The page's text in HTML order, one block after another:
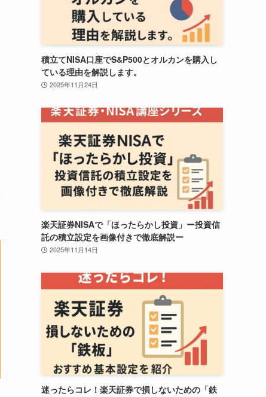
積立てNISA口座でS&P500とオルカンを購入し
ている理由を解説します。
2025年11月24日
楽天証券NISAで「ほったらかし投資」ー投資信
託の積立設定を画像付きで徹底解説ー
2025年11月14日
迷ったらコレ！楽天証券で損しないための「鉄